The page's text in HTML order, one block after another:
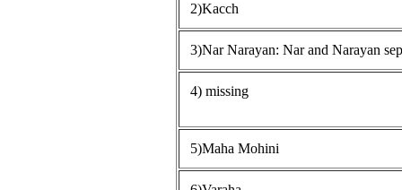
2)Kacch
3)Nar Narayan: Nar and Narayan
4) missing
5)Maha Mohini